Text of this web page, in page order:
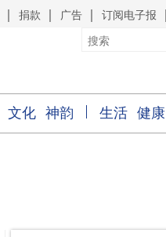
捐款 广告 订阅电子报
文化 神韵 生活 健康